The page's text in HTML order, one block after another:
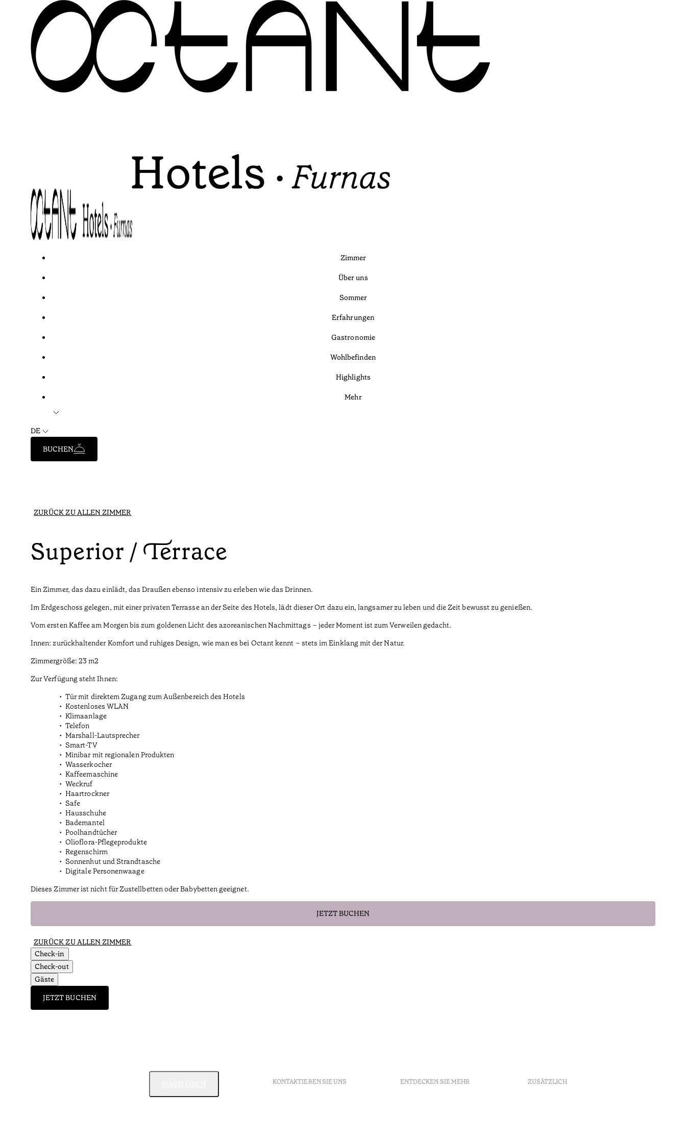
Zimmer
Über uns
Sommer
Erfahrungen
Gastronomie
Wohlbefinden
Highlights
Mehr
DE
BUCHEN
ZURÜCK ZU ALLEN ZIMMER
Superior / Terrace
Ein Zimmer, das dazu einlädt, das Draußen ebenso intensiv zu erleben wie das Drinnen.
Im Erdgeschoss gelegen, mit einer privaten Terrasse an der Seite des Hotels, lädt dieser Ort dazu ein, langsamer zu leben und die Zeit bewusst zu genießen.
Vom ersten Kaffee am Morgen bis zum goldenen Licht des azoreanischen Nachmittags – jeder Moment ist zum Verweilen gedacht.
Innen: zurückhaltender Komfort und ruhiges Design, wie man es bei Octant kennt – stets im Einklang mit der Natur.
Zimmergröße: 23 m2
Zur Verfügung steht Ihnen:
Tür mit direktem Zugang zum Außenbereich des Hotels
Kostenloses WLAN
Klimaanlage
Telefon
Marshall-Lautsprecher
Smart-TV
Minibar mit regionalen Produkten
Wasserkocher
Kaffeemaschine
Weckruf
Haartrockner
Safe
Hausschuhe
Bademantel
Poolhandtücher
Olioflora-Pflegeprodukte
Regenschirm
Sonnenhut und Strandtasche
Digitale Personenwaage
Dieses Zimmer ist nicht für Zustellbetten oder Babybetten geeignet.
JETZT BUCHEN
ZURÜCK ZU ALLEN ZIMMER
Check-in
Check-out
Gäste
JETZT BUCHEN
KONTAKTIEREN SIE UNS ENTDECKEN SIE MEHR ZUSÄTZLICH